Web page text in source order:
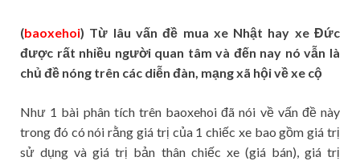
(baoxehoi) Từ lâu vấn đề mua xe Nhật hay xe Đức
được rất nhiều người quan tâm và đến nay nó vẫn là
chủ đề nóng trên các diễn đàn, mạng xã hội về xe cộ
Như 1 bài phân tích trên baoxehoi đã nói về vấn đề này
trong đó có nói rằng giá trị của 1 chiếc xe bao gồm giá trị
sử dụng và giá trị bản thân chiếc xe (giá bán), giá trị